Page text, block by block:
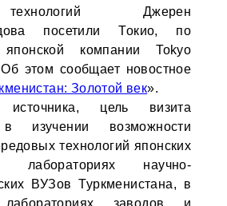
Джерен
посетили Токио, по
компании Tokyo
этом сообщает новостное
Золотой век».
цель визита
в изучении возможности
технологий японских
научно-
ВУЗов Туркменистана, в
лабораториях заводов и